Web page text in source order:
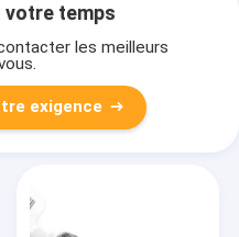
votre temps
les meilleurs
exigence